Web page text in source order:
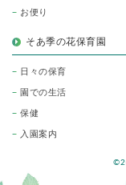
お便り
そあ季の花保育園
日々の保育
園での生活
保健
入園案内